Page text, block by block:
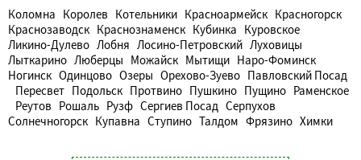
Коломна Королев Котельники Красноармейск Красногорск
Краснозаводск Краснознаменск Кубинка Куровское
Ликино-Дулево Лобня Лосино-Петровский Луховицы
Лыткарино Люберцы Можайск Мытищи Наро-Фоминск
Ногинск Одинцово Озеры Орехово-Зуево Павловский Посад
Пересвет Подольск Протвино Пушкино Пущино Раменское
Реутов Рошаль Рузф Сергиев Посад Серпухов
Солнечногорск Купавна Ступино Талдом Фрязино Химки